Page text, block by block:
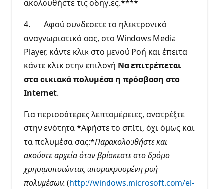
ακολουθήστε τις οδηγίες.****
4. Αφού συνδέσετε το ηλεκτρονικό
αναγνωριστικό σας, στο Windows Media
Player, κάντε κλικ στο μενού Ροή και έπειτα
κάντε κλικ στην επιλογή Να επιτρέπεται
στα οικιακά πολυμέσα η πρόσβαση στο
Internet.
Για περισσότερες λεπτομέρειες, ανατρέξτε
στην ενότητα *Αφήστε το σπίτι, όχι όμως και
τα πολυμέσα σας:*Παρακολουθήστε και
ακούστε αρχεία όταν βρίσκεστε στο δρόμο
χρησιμοποιώντας απομακρυσμένη ροή
πολυμέσων. (http://windows.microsoft.com/el-